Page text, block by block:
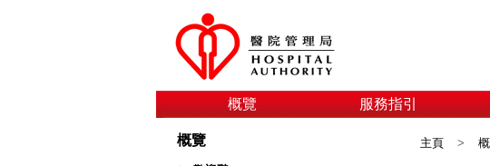
概覽 服務指引
概覽 主頁 >